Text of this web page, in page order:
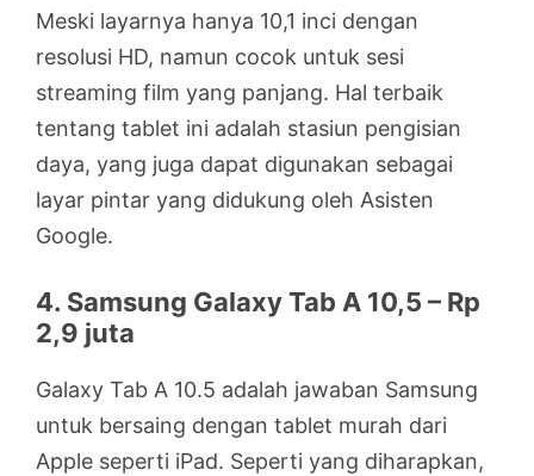
Meski layarnya hanya 10,1 inci dengan
resolusi HD, namun cocok untuk sesi
streaming film yang panjang. Hal terbaik
tentang tablet ini adalah stasiun pengisian
daya, yang juga dapat digunakan sebagai
layar pintar yang didukung oleh Asisten
Google.
4. Samsung Galaxy Tab A 10,5 – Rp
2,9 juta
Galaxy Tab A 10.5 adalah jawaban Samsung
untuk bersaing dengan tablet murah dari
Apple seperti iPad. Seperti yang diharapkan,